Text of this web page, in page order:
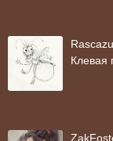
Клевая